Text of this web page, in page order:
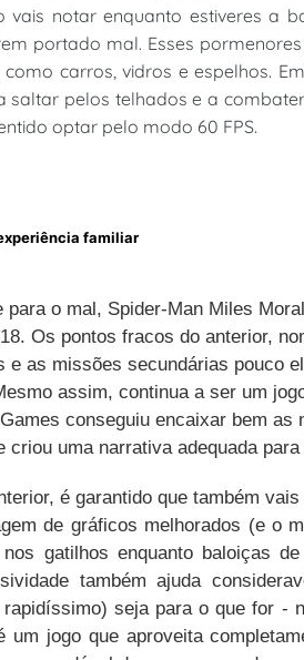
vais notar enquanto estiveres a
portado mal. Esses
carros, vidros e espelhos.
saltar pelos telhados e a
optar pelo modo 60 FPS.
familiar
para o mal, Spider-Man Miles
Os pontos fracos do anterior,
e as missões secundárias pouco
assim, continua a ser um
conseguiu encaixar bem
criou uma narrativa adequada
é garantido que também
de gráficos melhorados (e o
gatilhos enquanto baloiças
também ajuda
seja para o que for -
um jogo que aproveita